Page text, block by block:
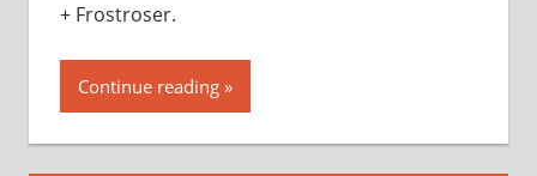
+ Frostroser.
Continue reading